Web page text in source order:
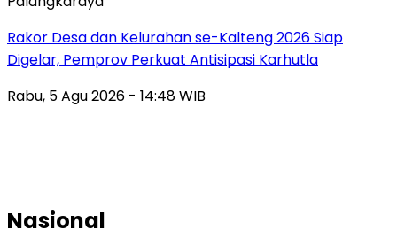
Rakor Desa dan Kelurahan se-Kalteng 2026 Siap
Digelar, Pemprov Perkuat Antisipasi Karhutla
Rabu, 5 Agu 2026 - 14:48 WIB
Nasional